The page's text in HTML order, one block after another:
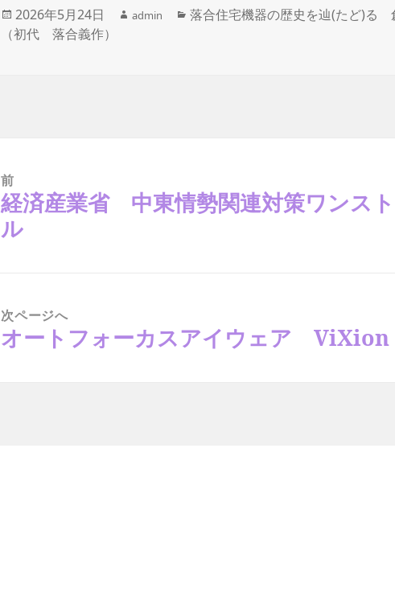
投
稿
2026年5月24日
作
admin
カ
落合住宅機器の歴史を辿(たど)る
（初代 落合義作）
前
前
の
投
経済産業省 中東情勢関連対策ワンス
ル
次ページへ
次
の
オートフォーカスアイウェア ViXion